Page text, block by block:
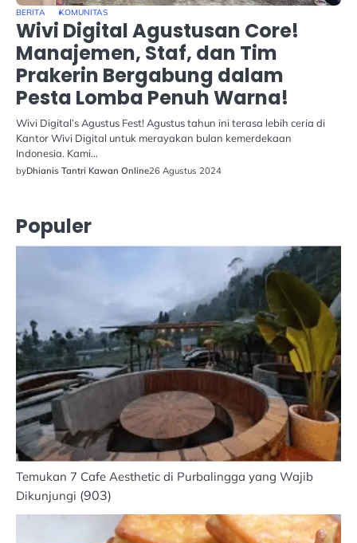
BERITA KOMUNITAS
Wivi Digital Agustusan Core!
Manajemen, Staf, dan Tim
Prakerin Bergabung dalam
Pesta Lomba Penuh Warna!
Wivi Digital’s Agustus Fest! Agustus tahun ini terasa lebih ceria di
Kantor Wivi Digital untuk merayakan bulan kemerdekaan
Indonesia. Kami…
byDhianis Tantri Kawan Online26 Agustus 2024
Populer
Temukan 7 Cafe Aesthetic di Purbalingga yang Wajib
Dikunjungi (903)